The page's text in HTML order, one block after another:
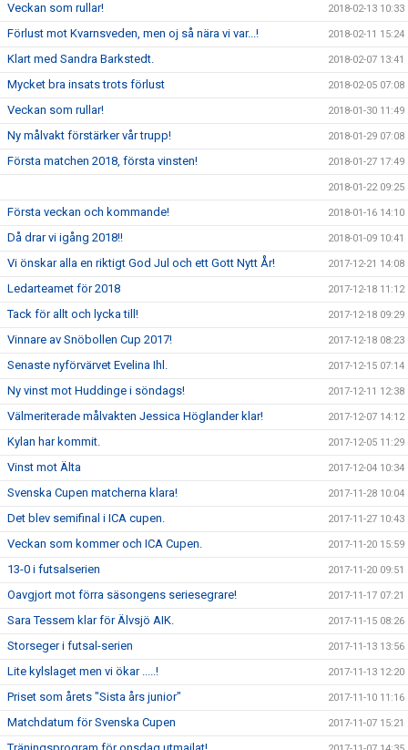
Veckan som rullar! 2018-02-13 10:33
Förlust mot Kvarnsveden, men oj så nära vi var...! 2018-02-11 15:24
Klart med Sandra Barkstedt. 2018-02-07 13:41
Mycket bra insats trots förlust 2018-02-05 07:08
Veckan som rullar! 2018-01-30 11:49
Ny målvakt förstärker vår trupp! 2018-01-29 07:08
Första matchen 2018, första vinsten! 2018-01-27 17:49
2018-01-22 09:25
Första veckan och kommande! 2018-01-16 14:10
Då drar vi igång 2018!! 2018-01-09 10:41
Vi önskar alla en riktigt God Jul och ett Gott Nytt År! 2017-12-21 14:08
Ledarteamet för 2018 2017-12-18 11:12
Tack för allt och lycka till! 2017-12-18 09:29
Vinnare av Snöbollen Cup 2017! 2017-12-18 08:23
Senaste nyförvärvet Evelina Ihl. 2017-12-15 07:14
Ny vinst mot Huddinge i söndags! 2017-12-11 12:38
Välmeriterade målvakten Jessica Höglander klar! 2017-12-07 14:12
Kylan har kommit. 2017-12-05 11:29
Vinst mot Älta 2017-12-04 10:34
Svenska Cupen matcherna klara! 2017-11-28 10:04
Det blev semifinal i ICA cupen. 2017-11-27 10:43
Veckan som kommer och ICA Cupen. 2017-11-20 15:59
13-0 i futsalserien 2017-11-20 09:51
Oavgjort mot förra säsongens seriesegrare! 2017-11-17 07:21
Sara Tessem klar för Älvsjö AIK. 2017-11-15 08:26
Storseger i futsal-serien 2017-11-13 13:56
Lite kylslaget men vi ökar .....! 2017-11-13 12:20
Priset som årets "Sista års junior" 2017-11-10 11:16
Matchdatum för Svenska Cupen 2017-11-07 15:21